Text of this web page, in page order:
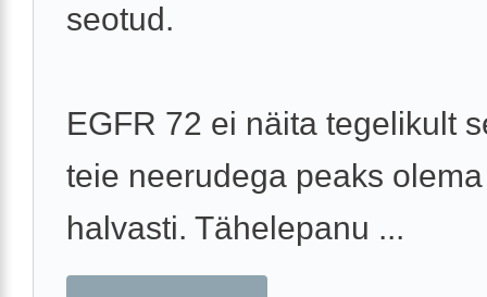
seotud.
EGFR 72 ei näita tegelikult
teie neerudega peaks
halvasti. Tähelepanu ...